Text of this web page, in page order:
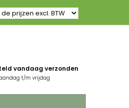
vandaag verzonden
t/m vrijdag